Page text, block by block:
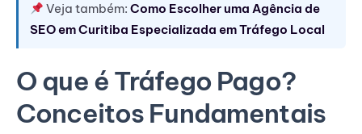
Veja também:Como Escolher uma Agência de
SEO em Curitiba Especializada em Tráfego Local
O que é Tráfego Pago?
Conceitos Fundamentais